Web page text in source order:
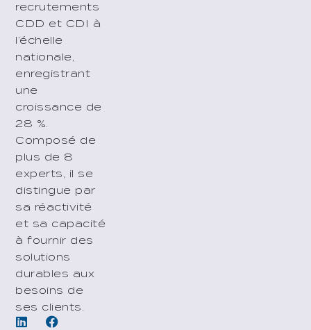
recrutements
CDD et CDI à
l’échelle
nationale,
enregistrant
une
croissance de
28 %.
Composé de
plus de 8
experts, il se
distingue par
sa réactivité
et sa capacité
à fournir des
solutions
durables aux
besoins de
ses clients.